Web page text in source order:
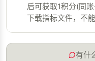
后可获取1积分(同
下载指标文件，不能
有什